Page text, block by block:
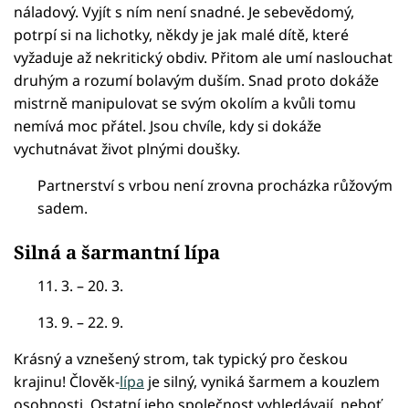
náladový. Vyjít s ním není snadné. Je sebevědomý,
potrpí si na lichotky, někdy je jak malé dítě, které
vyžaduje až nekritický obdiv. Přitom ale umí naslouchat
druhým a rozumí bolavým duším. Snad proto dokáže
mistrně manipulovat se svým okolím a kvůli tomu
nemívá moc přátel. Jsou chvíle, kdy si dokáže
vychutnávat život plnými doušky.
Partnerství s vrbou není zrovna procházka růžovým
sadem.
Silná a šarmantní lípa
11. 3. – 20. 3.
13. 9. – 22. 9.
Krásný a vznešený strom, tak typický pro českou
krajinu! Člověk-lípa je silný, vyniká šarmem a kouzlem